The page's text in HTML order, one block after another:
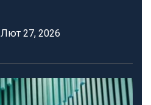
Лют 27, 2026